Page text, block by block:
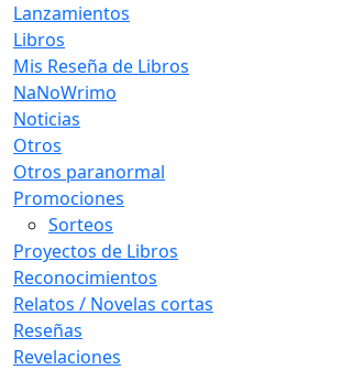
Lanzamientos
Libros
Mis Reseña de Libros
NaNoWrimo
Noticias
Otros
Otros paranormal
Promociones
Sorteos
Proyectos de Libros
Reconocimientos
Relatos / Novelas cortas
Reseñas
Revelaciones